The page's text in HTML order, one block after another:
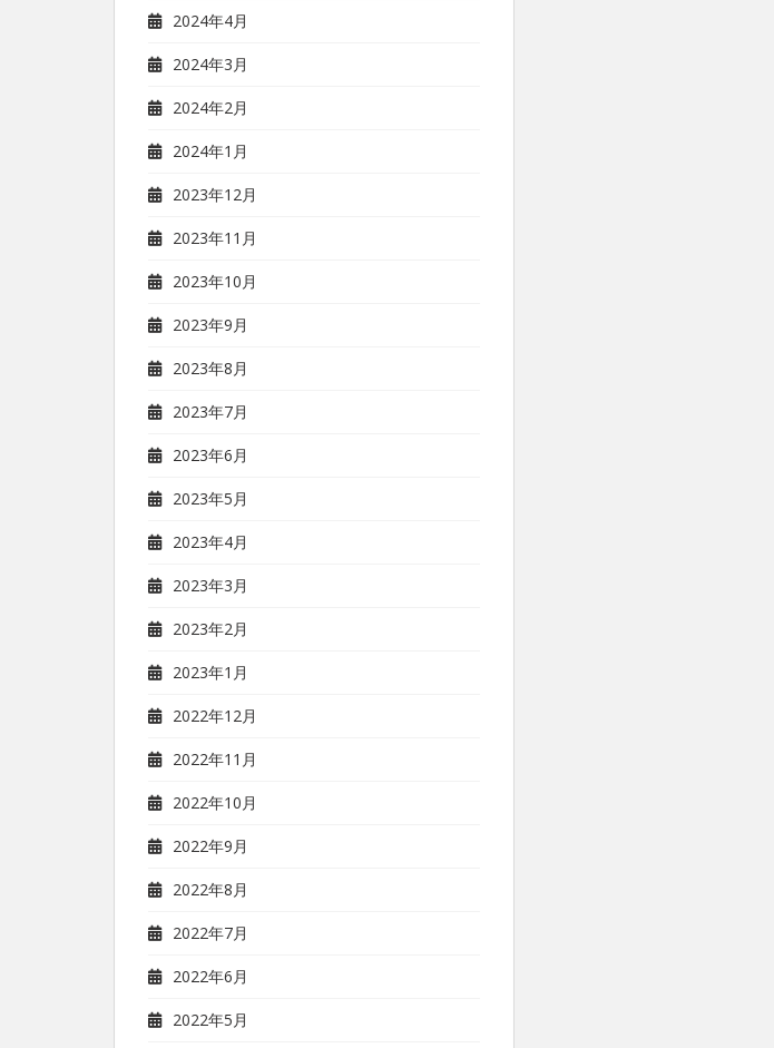
2024年4月
2024年3月
2024年2月
2024年1月
2023年12月
2023年11月
2023年10月
2023年9月
2023年8月
2023年7月
2023年6月
2023年5月
2023年4月
2023年3月
2023年2月
2023年1月
2022年12月
2022年11月
2022年10月
2022年9月
2022年8月
2022年7月
2022年6月
2022年5月